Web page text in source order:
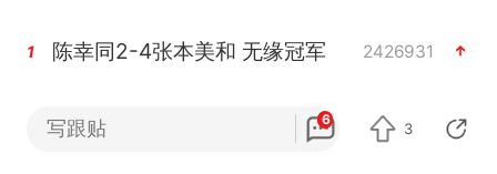
1 陈幸同2-4张本美和 无缘冠军 2426931
于东来回应关闭胖东来生活广场店 2294801
写跟贴 6
3